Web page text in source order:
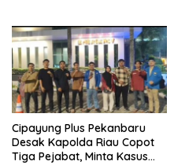
Cipayung Plus Pekanbaru
Desak Kapolda Riau Copot
Tiga Pejabat, Minta Kasus